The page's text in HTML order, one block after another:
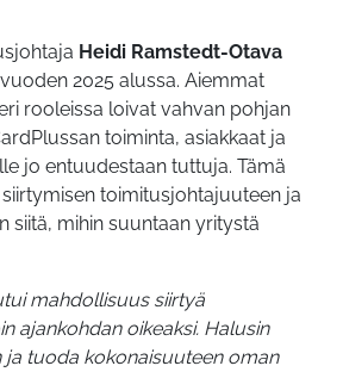
Heidi Ramstedt-Otava
2025 alussa. Aiemmat
rooleissa loivat vahvan pohjan
toiminta, asiakkaat ja
jo entuudestaan tuttuja. Tämä
toimitusjohtajuuteen ja
siitä, mihin suuntaan yritystä
mahdollisuus siirtyä
ajankohdan oikeaksi. Halusin
ja tuoda kokonaisuuteen oman